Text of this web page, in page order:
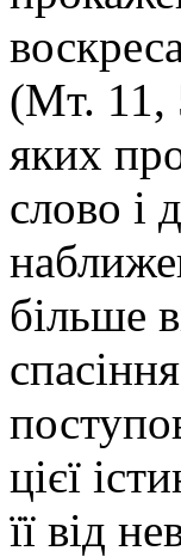
(Мт. 11,
яких
слово і
більше
цієї
її від